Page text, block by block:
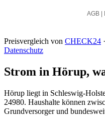
Preisvergleich von CHECK24
Datenschutz
Strom in Hörup,
Hörup liegt in Schleswig-
24980. Haushalte können
Grundversorger und